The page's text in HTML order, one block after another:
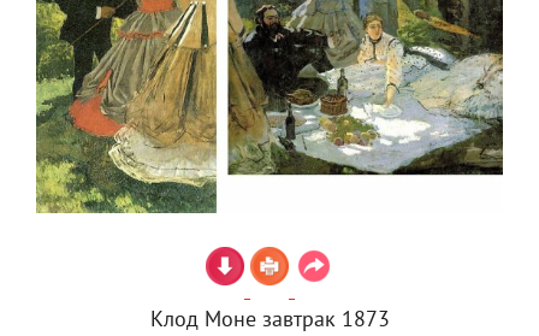
Клод Моне завтрак 1873